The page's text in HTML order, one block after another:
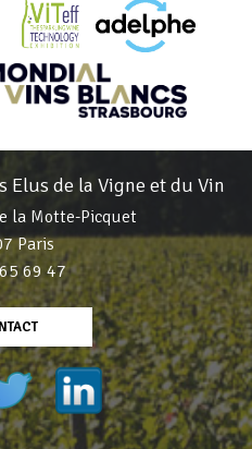
Elus de la Vigne et du Vin
la Motte-Picquet
Paris
69 47